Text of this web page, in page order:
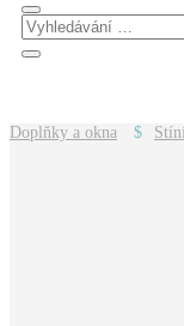
Doplňky a okna